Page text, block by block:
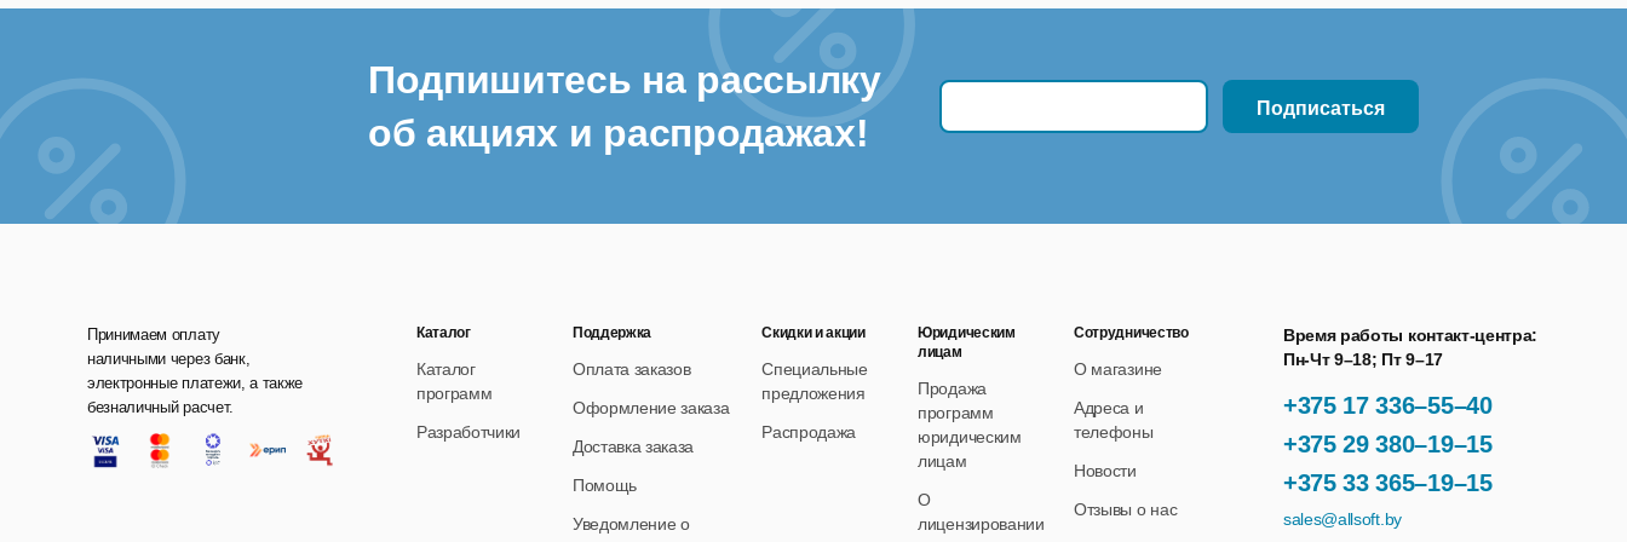
Звук: AIFF, AAC, MP3, OGG Vorbis, WAV, WMA, FLAC
Изображения: BMP, PNG, JPG, TIFF, DPX, OpenEXR
Другие: Vegas Project Archive (*.veg, *.vf), Premiere/After Effects (*.prproj), Final Cut Pro 7/DaVinci Resolve (*.xml), Final Cut
Pro X (*.fcpxml), EDL Text File (*.txt)
Разрешение: SD, HD, FHD, 4K, 8K
Подпишитесь на рассылку
об акциях и распродажах!
Принимаем оплату
наличными через банк,
электронные платежи, а также
безналичный расчет.
+375 17 336–55–40
+375 29 380–19–15
+375 33 365–19–15
Время работы контакт-центра:
Пн-Чт 9–18; Пт 9–17
sales@allsoft.by
Каталог
Каталог
программ
Разработчики
Поддержка
Оплата заказов
Оформление заказа
Доставка заказа
Помощь
Уведомление о
Скидки и акции
Специальные
предложения
Распродажа
Юридическим
лицам
Продажа
программ
юридическим
лицам
О
лицензировании
Сотрудничество
О магазине
Адреса и
телефоны
Новости
Отзывы о нас